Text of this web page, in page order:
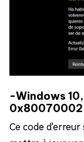
-Windows
0x80070002
Ce code